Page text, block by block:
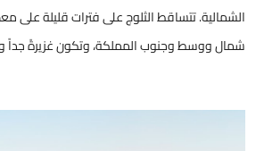
الشمالية. تتساقط الثلوج على فترات قليلة على
شمال ووسط وجنوب المملكة، وتكون غزيرةً جداً